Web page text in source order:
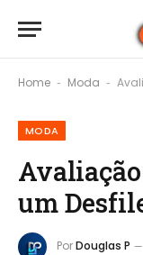
Home - Moda -
MODA
um
PorDouglas P